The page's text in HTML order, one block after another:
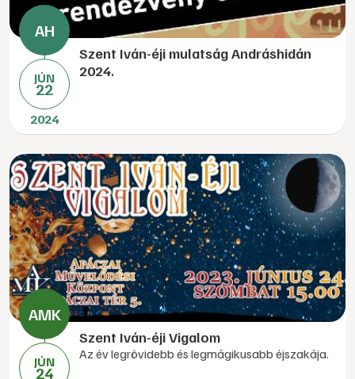
JÚN
22
2024
Szent Iván-éji mulatság Andráshidán
2024.
JÚN
24
Szent Iván-éji Vigalom
Az év legrövidebb és legmágikusabb éjszakája.